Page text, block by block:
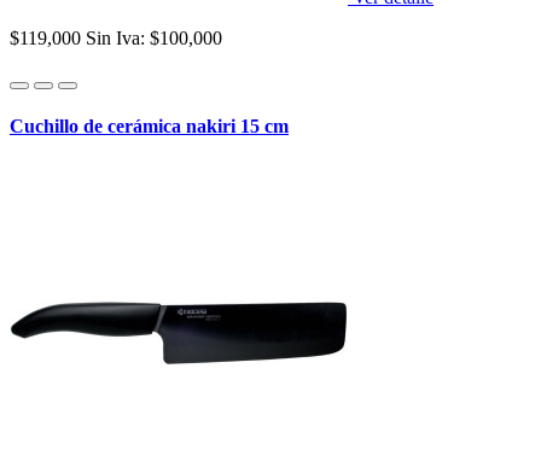
$119,000 Sin Iva: $100,000
Cuchillo de cerámica nakiri 15 cm